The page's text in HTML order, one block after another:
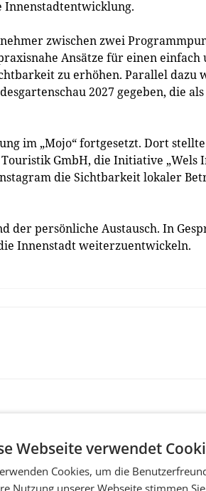
zwischen zwei
Ansätze für einen
zu erhöhen. Parallel dazu
2027 gegeben, die
im „Mojo“ fortgesetzt. Dort
GmbH, die Initiative „Wels
die Sichtbarkeit lokaler
der persönliche Austausch. In
Innenstadt weiterzuentwickeln.
Webseite verwendet
Cookies, um die
Nutzung unserer Webseite stimmen